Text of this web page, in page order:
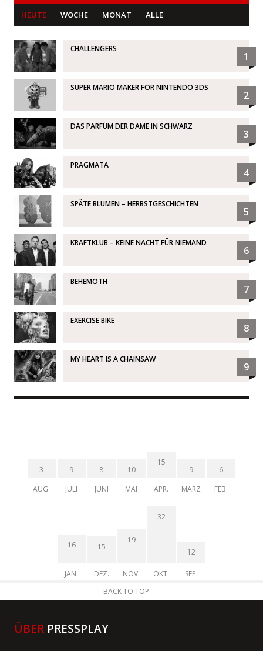
HEUTE WOCHE MONAT ALLE
CHALLENGERS
1
SUPER MARIO MAKER FOR NINTENDO 3DS
2
DAS PARFÜM DER DAME IN SCHWARZ
3
PRAGMATA
4
SPÄTE BLUMEN – HERBSTGESCHICHTEN
5
KRAFTKLUB – KEINE NACHT FÜR NIEMAND
6
BEHEMOTH
7
EXERCISE BIKE
8
MY HEART IS A CHAINSAW
9
3
AUG.
9
JULI
8
JUNI
10
MAI
15
APR.
9
MÄRZ
6
FEB.
16
JAN.
15
DEZ.
19
NOV.
32
OKT.
12
SEP.
BACK TO TOP
ÜBER PRESSPLAY